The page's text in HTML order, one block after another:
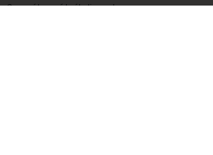
Személyes átvételi pont